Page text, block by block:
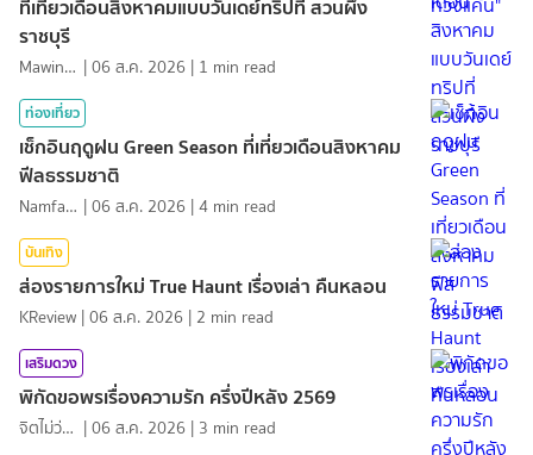
ที่เที่ยวเดือนสิงหาคมแบบวันเดย์ทริปที่ สวนผึ้ง
ราชบุรี
MawinMatravel |06 ส.ค. 2026 | 1 min read
ท่องเที่ยว
เช็กอินฤดูฝน Green Season ที่เที่ยวเดือนสิงหาคม
ฟีลธรรมชาติ
NamfahPhupha |06 ส.ค. 2026 |4 min read
บันเทิง
ส่องรายการใหม่ True Haunt เรื่องเล่า คืนหลอน
KReview |06 ส.ค. 2026 | 2 min read
เสริมดวง
พิกัดขอพรเรื่องความรัก ครึ่งปีหลัง 2569
จิตไม่ว่าง |06 ส.ค. 2026 | 3 min read